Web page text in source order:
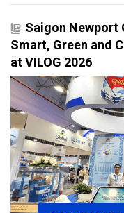
Saigon Newport
Smart, Green and
at VILOG 2026